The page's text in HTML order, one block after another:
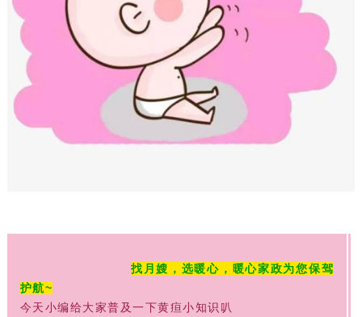
找月嫂，选暖心，暖心家政为您保驾
护航~
今天小编给大家普及一下黄疸小知识叭